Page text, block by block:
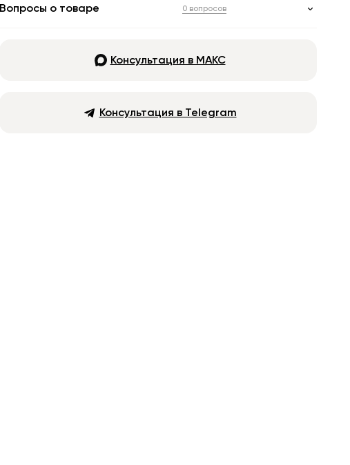
Вопросы о товаре 0 вопросов
Консультация в МАКС
Консультация в Telegram